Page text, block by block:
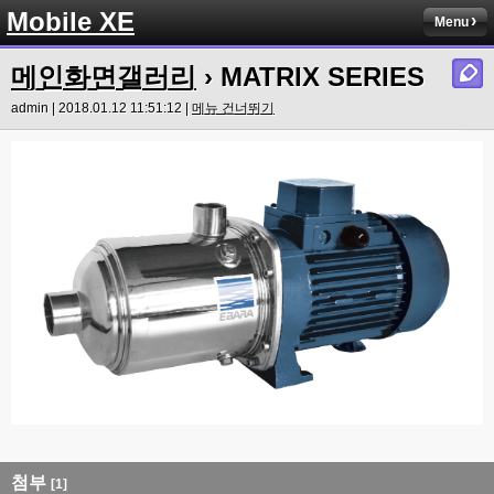
Mobile XE Menu
메인화면갤러리 › MATRIX SERIES
admin | 2018.01.12 11:51:12 | 메뉴 건너뛰기
첨부 [1]